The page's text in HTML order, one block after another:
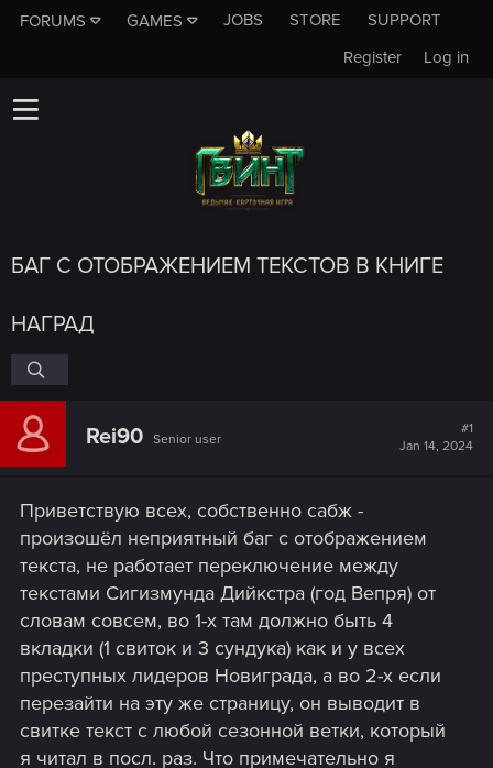
FORUMS GAMES JOBS STORE
SUPPORT
Log in
Register
БАГ С ОТОБРАЖЕНИЕМ ТЕКСТОВ В КНИГЕ
НАГРАД
Rei90 Senior user
#1
Jan 14, 2024
Приветствую всех, собственно сабж -
произошёл неприятный баг с отображением
текста, не работает переключение между
текстами Сигизмунда Дийкстра (год Вепря) от
словам совсем, во 1-х там должно быть 4
вкладки (1 свиток и 3 сундука) как и у всех
преступных лидеров Новиграда, а во 2-х если
перезайти на эту же страницу, он выводит в
свитке текст с любой сезонной ветки, который
я читал в посл. раз. Что примечательно я